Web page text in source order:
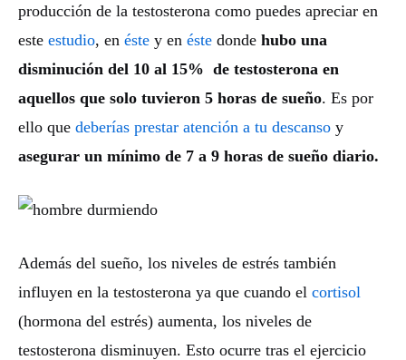
producción de la testosterona como puedes apreciar en
este estudio, en éste y en éste donde hubo una
disminución del 10 al 15% de testosterona en
aquellos que solo tuvieron 5 horas de sueño. Es por
ello que deberías prestar atención a tu descanso y
asegurar un mínimo de 7 a 9 horas de sueño diario.
Además del sueño, los niveles de estrés también
influyen en la testosterona ya que cuando el cortisol
(hormona del estrés) aumenta, los niveles de
testosterona disminuyen. Esto ocurre tras el ejercicio